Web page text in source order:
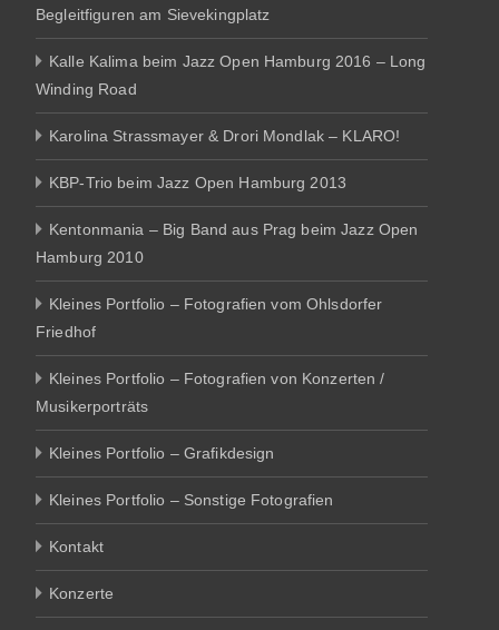
Begleitfiguren am Sievekingplatz
Kalle Kalima beim Jazz Open Hamburg 2016 – Long
Winding Road
Karolina Strassmayer & Drori Mondlak – KLARO!
KBP-Trio beim Jazz Open Hamburg 2013
Kentonmania – Big Band aus Prag beim Jazz Open
Hamburg 2010
Kleines Portfolio – Fotografien vom Ohlsdorfer
Friedhof
Kleines Portfolio – Fotografien von Konzerten /
Musikerporträts
Kleines Portfolio – Grafikdesign
Kleines Portfolio – Sonstige Fotografien
Kontakt
Konzerte